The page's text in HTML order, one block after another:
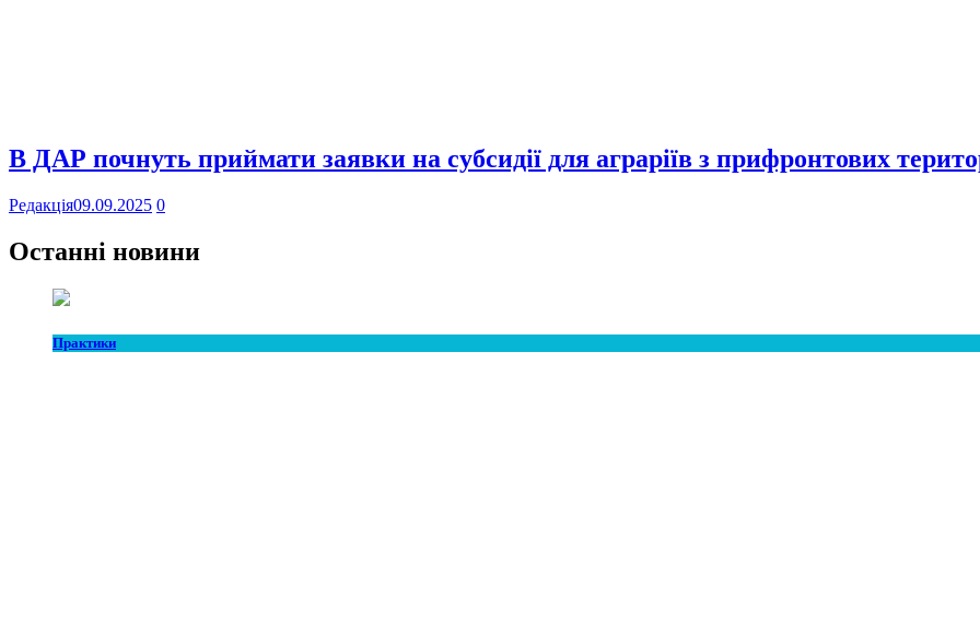
В ДАР почнуть приймати заявки на субсидії для аграріїв з прифронтових
Редакція09.09.2025 0
Останні новини
Практики